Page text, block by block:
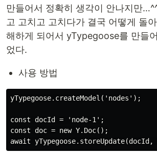
만들어서 정확히 생각이 안나지만
고 고치고 고치다가 결국 어떻게 돌
해하게 되어서 yTypegoose를 만들
었다.
사용 방법
yTypegoose.createModel('nodes');
const docId = 'node-1';
const doc = new Y.Doc();